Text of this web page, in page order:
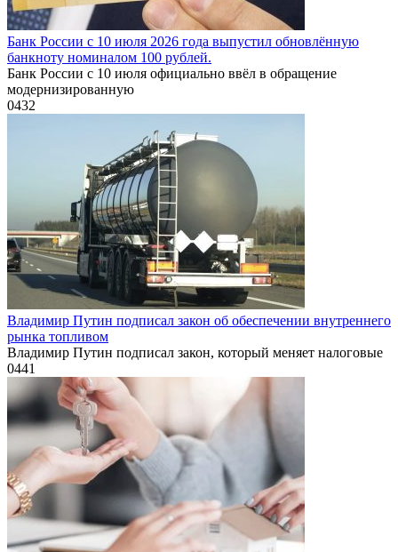
Банк России с 10 июля 2026 года выпустил обновлённую
банкноту номиналом 100 рублей.
Банк России с 10 июля официально ввёл в обращение
модернизированную
0432
Владимир Путин подписал закон об обеспечении внутреннего
рынка топливом
Владимир Путин подписал закон, который меняет налоговые
0441